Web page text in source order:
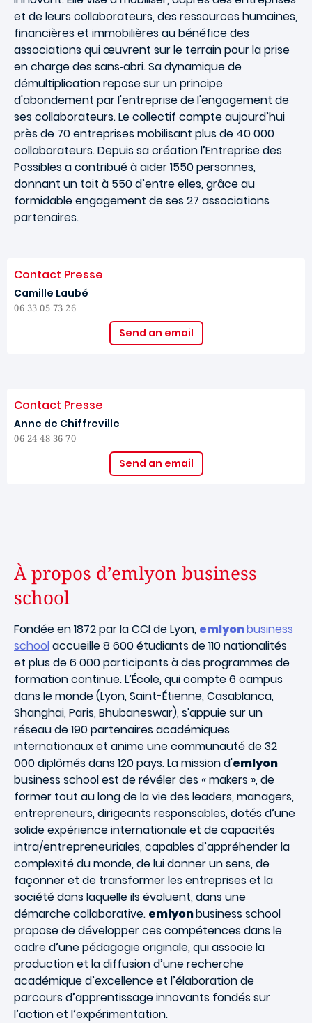
et de leurs collaborateurs, des ressources humaines,
financières et immobilières au bénéfice des
associations qui œuvrent sur le terrain pour la prise
en charge des sans‐abri. Sa dynamique de
démultiplication repose sur un principe
d'abondement par l'entreprise de l'engagement de
ses collaborateurs. Le collectif compte aujourd’hui
près de 70 entreprises mobilisant plus de 40 000
collaborateurs. Depuis sa création l’Entreprise des
Possibles a contribué à aider 1550 personnes,
donnant un toit à 550 d’entre elles, grâce au
formidable engagement de ses 27 associations
partenaires.
Contact Presse
Camille Laubé
06 33 05 73 26
Send an email
Contact Presse
Anne de Chiffreville
06 24 48 36 70
Send an email
À propos d’emlyon business
school
Fondée en 1872 par la CCI de Lyon, emlyonbusiness
school accueille 8 600 étudiants de 110 nationalités
et plus de 6 000 participants à des programmes de
formation continue. L’École, qui compte 6 campus
dans le monde (Lyon, Saint-Étienne, Casablanca,
Shanghai, Paris, Bhubaneswar), s'appuie sur un
réseau de 190 partenaires académiques
internationaux et anime une communauté de 32
000 diplômés dans 120 pays. La mission d'emlyon
business school est de révéler des « makers », de
former tout au long de la vie des leaders, managers,
entrepreneurs, dirigeants responsables, dotés d’une
solide expérience internationale et de capacités
intra/entrepreneuriales, capables d’appréhender la
complexité du monde, de lui donner un sens, de
façonner et de transformer les entreprises et la
société dans laquelle ils évoluent, dans une
démarche collaborative. emlyonbusiness school
propose de développer ces compétences dans le
cadre d’une pédagogie originale, qui associe la
production et la diffusion d’une recherche
académique d’excellence et l’élaboration de
parcours d’apprentissage innovants fondés sur
l’action et l’expérimentation.